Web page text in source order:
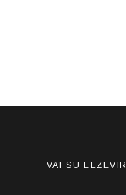
VAI SU ELZEVIR